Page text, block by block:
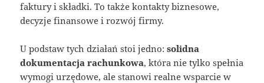
faktury i składki. To także kontakty biznesowe,
decyzje finansowe i rozwój firmy.
U podstaw tych działań stoi jedno:solidna
dokumentacja rachunkowa, która nie tylko spełnia
wymogi urzędowe, ale stanowi realne wsparcie w